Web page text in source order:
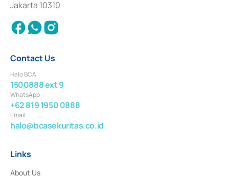
2018.
Jakarta 10310
Contact Us
Halo BCA
1500888 ext 9
WhatsApp
+62 819 1950 0888
Email
halo@bcasekuritas.co.id
Links
About Us